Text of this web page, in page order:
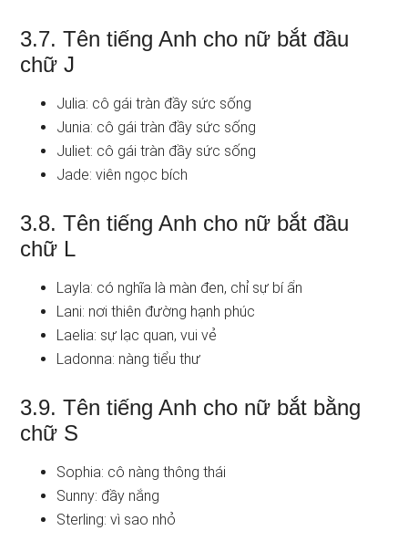
3.7. Tên tiếng Anh cho nữ bắt đầu
chữ J
Julia: cô gái tràn đầy sức sống
Junia: cô gái tràn đầy sức sống
Juliet: cô gái tràn đầy sức sống
Jade: viên ngọc bích
3.8. Tên tiếng Anh cho nữ bắt đầu
chữ L
Layla: có nghĩa là màn đen, chỉ sự bí ẩn
Lani: nơi thiên đường hạnh phúc
Laelia: sự lạc quan, vui vẻ
Ladonna: nàng tiểu thư
3.9. Tên tiếng Anh cho nữ bắt bằng
chữ S
Sophia: cô nàng thông thái
Sunny: đầy nắng
Sterling: vì sao nhỏ